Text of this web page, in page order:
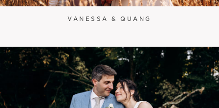
VANESSA & QUANG